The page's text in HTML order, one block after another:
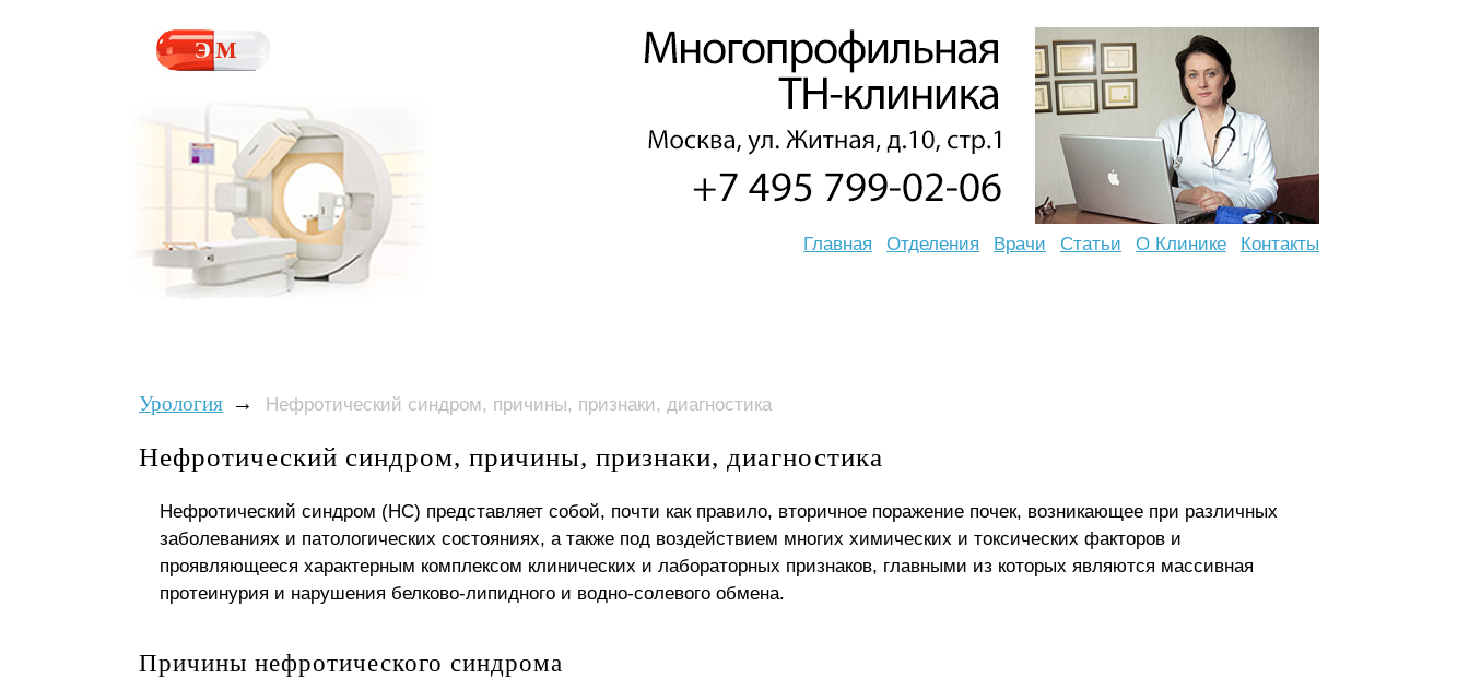
Главная Отделения Врачи Статьи О Клинике Контакты
Урология → Нефротический синдром, причины, признаки, диагностика
Нефротический синдром, причины, признаки, диагностика
Нефротический синдром (НС) представляет собой, почти как правило, вторичное поражение почек, возникающее при различных
заболеваниях и патологических состояниях, а также под воздействием многих химических и токсических факторов и
проявляющееся характерным комплексом клинических и лабораторных признаков, главными из которых являются массивная
протеинурия и нарушения белково-липидного и водно-солевого обмена.
Причины нефротического синдрома